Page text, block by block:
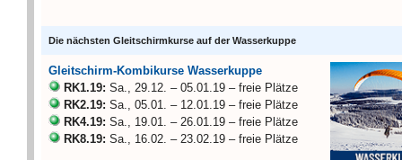
Die nächsten Gleitschirmkurse auf der Wasserkuppe
Gleitschirm-Kombikurse Wasserkuppe
RK1.19: Sa., 29.12. – 05.01.19 – freie Plätze
RK2.19: Sa., 05.01. – 12.01.19 – freie Plätze
RK4.19: Sa., 19.01. – 26.01.19 – freie Plätze
RK8.19: Sa., 16.02. – 23.02.19 – freie Plätze